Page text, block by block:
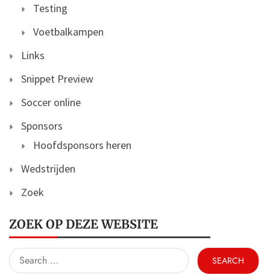
Testing
Voetbalkampen
Links
Snippet Preview
Soccer online
Sponsors
Hoofdsponsors heren
Wedstrijden
Zoek
ZOEK OP DEZE WEBSITE
Search
for: